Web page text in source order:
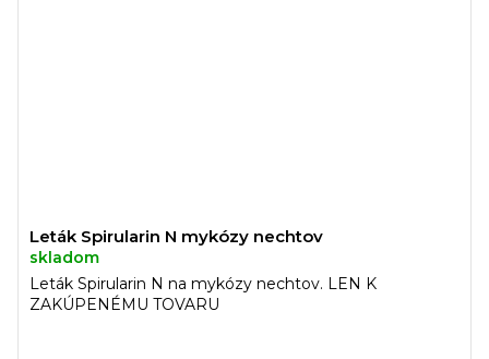
Leták Spirularin N mykózy nechtov
skladom
Leták Spirularin N na mykózy nechtov. LEN K
ZAKÚPENÉMU TOVARU